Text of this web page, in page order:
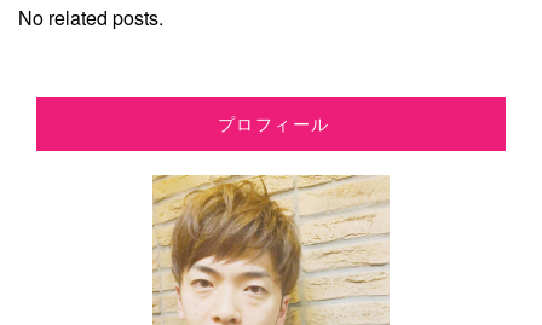
No related posts.
プロフィール